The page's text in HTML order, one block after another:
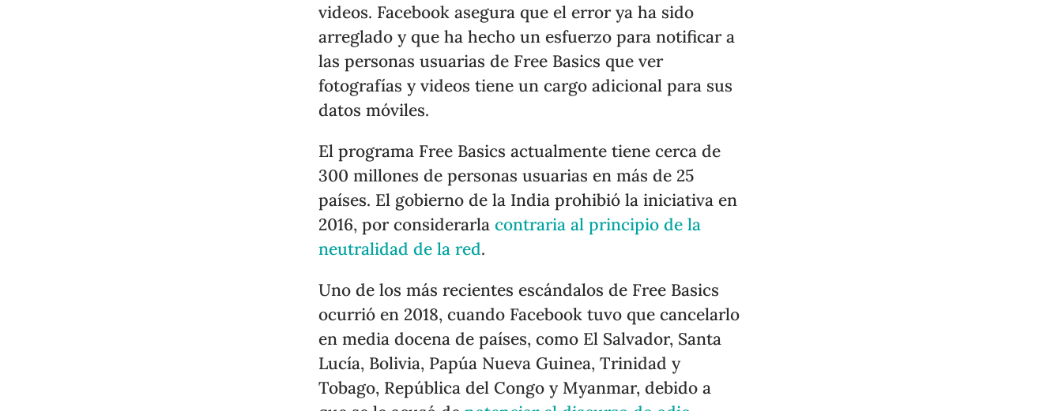
videos. Facebook asegura que el error ya ha sido
arreglado y que ha hecho un esfuerzo para notificar a
las personas usuarias de Free Basics que ver
fotografías y videos tiene un cargo adicional para sus
datos móviles.
El programa Free Basics actualmente tiene cerca de
300 millones de personas usuarias en más de 25
países. El gobierno de la India prohibió la iniciativa en
2016, por considerarlacontraria al principio de la
neutralidad de la red.
Uno de los más recientes escándalos de Free Basics
ocurrió en 2018, cuando Facebook tuvo que cancelarlo
en media docena de países, como El Salvador, Santa
Lucía, Bolivia, Papúa Nueva Guinea, Trinidad y
Tobago, República del Congo y Myanmar, debido a